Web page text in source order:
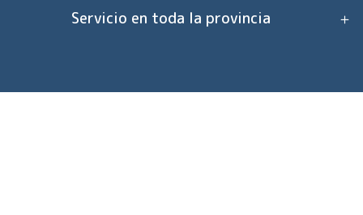
Servicio en toda la provincia